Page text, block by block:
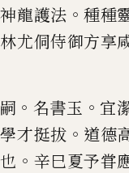
神龍護法 。種種
尤侗侍御方享
。 名書玉 。 宜
才挺拔 。 道德
也 。 辛巳夏予甞